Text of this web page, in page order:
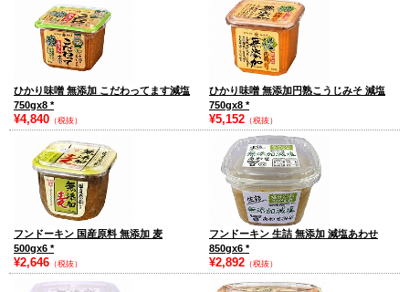
ひかり味噌 無添加 こだわってます減塩
750gx8 *
¥4,840 （税抜）
ひかり味噌 無添加円熟こうじみそ 減塩
750gx8 *
¥5,152 （税抜）
フンドーキン 国産原料 無添加 麦
500gx6 *
¥2,646 （税抜）
フンドーキン 生詰 無添加 減塩あわせ
850gx6 *
¥2,892 （税抜）